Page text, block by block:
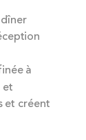
à
et
et créent